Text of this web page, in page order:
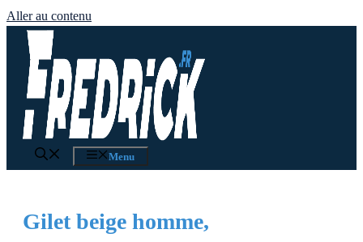
Aller au contenu
Menu
Gilet beige homme,